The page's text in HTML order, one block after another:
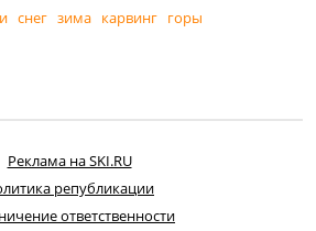
снег зима карвинг горы
Реклама на SKI.RU
републикации
ответственности